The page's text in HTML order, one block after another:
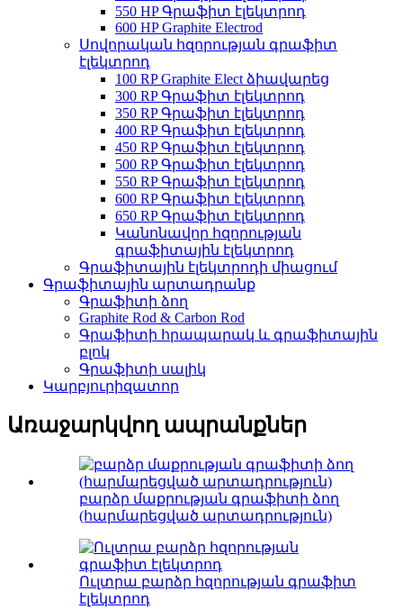
550 HP Գրաֆիտ էլեկտրոդ
600 HP Graphite Electrod
Սովորական հզորության գրաֆիտ
էլեկտրոդ
100 RP Graphite Elect ձիավարեց
300 RP Գրաֆիտ էլեկտրոդ
350 RP Գրաֆիտ էլեկտրոդ
400 RP Գրաֆիտ էլեկտրոդ
450 RP Գրաֆիտ էլեկտրոդ
500 RP Գրաֆիտ էլեկտրոդ
550 RP Գրաֆիտ էլեկտրոդ
600 RP Գրաֆիտ էլեկտրոդ
650 RP Գրաֆիտ էլեկտրոդ
Կանոնավոր հզորության
գրաֆիտային էլեկտրոդ
Գրաֆիտային էլեկտրոդի միացում
Գրաֆիտային արտադրանք
Գրաֆիտի ձող
Graphite Rod & Carbon Rod
Գրաֆիտի հրապարակ և գրաֆիտային
բլոկ
Գրաֆիտի սալիկ
Կարբյուրիզատոր
Առաջարկվող ապրանքներ
բարձր մաքրության գրաֆիտի ձող
(հարմարեցված արտադրություն)
Ուլտրա բարձր հզորության գրաֆիտ
էլեկտրոդ